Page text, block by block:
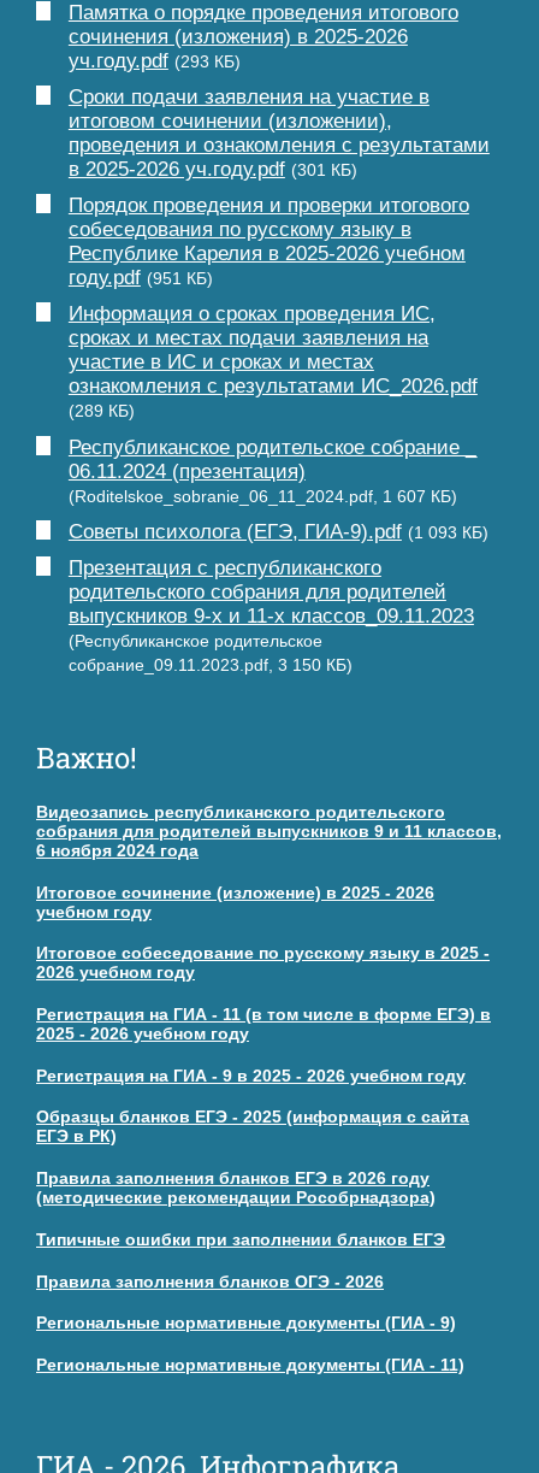
Памятка о порядке проведения итогового
сочинения (изложения) в 2025-2026
уч.году.pdf (293 КБ)
Сроки подачи заявления на участие в
итоговом сочинении (изложении),
проведения и ознакомления с результатами
в 2025-2026 уч.году.pdf (301 КБ)
Порядок проведения и проверки итогового
собеседования по русскому языку в
Республике Карелия в 2025-2026 учебном
году.pdf (951 КБ)
Информация о сроках проведения ИС,
сроках и местах подачи заявления на
участие в ИС и сроках и местах
ознакомления с результатами ИС_2026.pdf
(289 КБ)
Республиканское родительское собрание _
06.11.2024 (презентация)
(Roditelskoe_sobranie_06_11_2024.pdf, 1 607 КБ)
Советы психолога (ЕГЭ, ГИА-9).pdf (1 093 КБ)
Презентация с республиканского
родительского собрания для родителей
выпускников 9-х и 11-х классов_09.11.2023
(Республиканское родительское
собрание_09.11.2023.pdf, 3 150 КБ)
Важно!
Видеозапись республиканского родительского
собрания для родителей выпускников 9 и 11 классов,
6 ноября 2024 года
Итоговое сочинение (изложение) в 2025 - 2026
учебном году
Итоговое собеседование по русскому языку в 2025 -
2026 учебном году
Регистрация на ГИА - 11 (в том числе в форме ЕГЭ) в
2025 - 2026 учебном году
Регистрация на ГИА - 9 в 2025 - 2026 учебном году
Образцы бланков ЕГЭ - 2025 (информация с сайта
ЕГЭ в РК)
Правила заполнения бланков ЕГЭ в 2026 году
(методические рекомендации Рособрнадзора)
Типичные ошибки при заполнении бланков ЕГЭ
Правила заполнения бланков ОГЭ - 2026
Региональные нормативные документы (ГИА - 9)
Региональные нормативные документы (ГИА - 11)